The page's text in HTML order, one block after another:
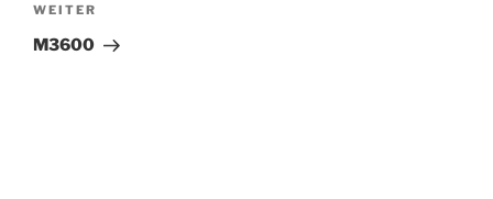
Nächster
Beitrag
WEITER
M3600